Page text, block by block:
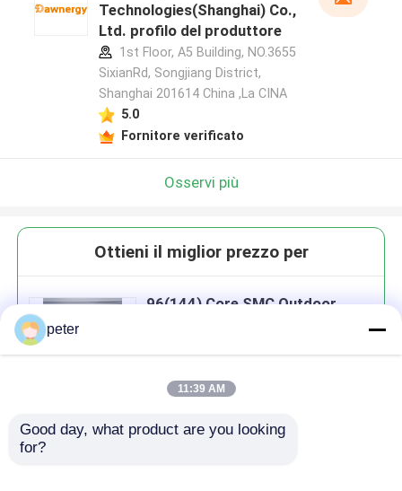
Technologies(Shanghai) Co.,
Ltd. profilo del produttore
1st Floor, A5 Building, NO.3655
SixianRd, Songjiang District,
Shanghai 201614 China ,La CINA
5.0
Fornitore verificato
Osservi più
Ottieni il miglior prezzo per
96(144) Core SMC Outdoor
Continua
peter
11:39 AM
Good day, what product are you looking
for?